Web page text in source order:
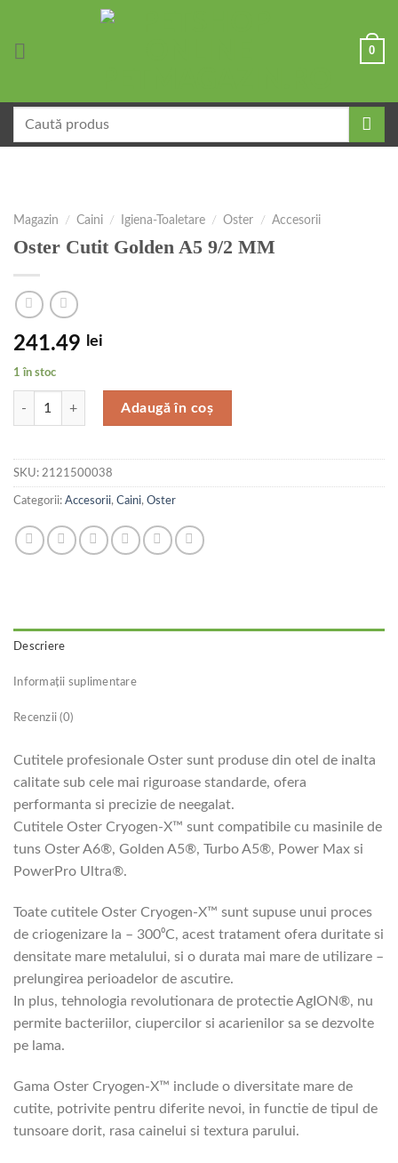
0
după:
Magazin / Caini / Igiena-Toaletare / Oster / Accesorii
Oster Cutit Golden A5 9/2 MM
241.49 lei
1 în stoc
Cantitate Oster Cutit Golden A5 9/2 MM
Adaugă în coș
SKU: 2121500038
Categorii: Accesorii, Caini, Oster
Descriere
Informații suplimentare
Recenzii (0)
Cutitele profesionale Oster sunt produse din otel de inalta
calitate sub cele mai riguroase standarde, ofera
performanta si precizie de neegalat.
Cutitele Oster Cryogen-X™ sunt compatibile cu masinile de
tuns Oster A6®, Golden A5®, Turbo A5®, Power Max si
PowerPro Ultra®.
Toate cutitele Oster Cryogen-X™ sunt supuse unui proces
de criogenizare la – 300⁰C, acest tratament ofera duritate si
densitate mare metalului, si o durata mai mare de utilizare –
prelungirea perioadelor de ascutire.
In plus, tehnologia revolutionara de protectie AgION®, nu
permite bacteriilor, ciupercilor si acarienilor sa se dezvolte
pe lama.
Gama Oster Cryogen-X™ include o diversitate mare de
cutite, potrivite pentru diferite nevoi, in functie de tipul de
tunsoare dorit, rasa cainelui si textura parului.